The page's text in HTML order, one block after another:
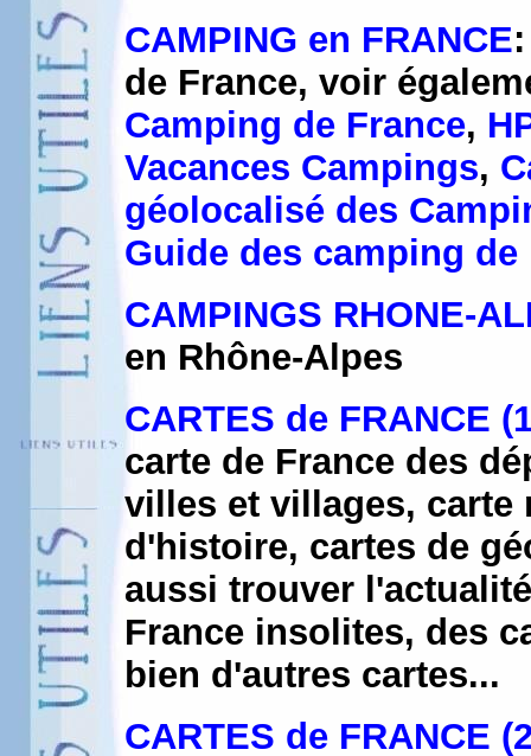
CAMPING en FRANCE
de France, voir
Camping de France,
Vacances Campings,
géolocalisé des
Guide des camping de
CAMPINGS RHONE-
en Rhône-Alpes
CARTES de FRANCE
carte de France des
villes et villages, carte
d'histoire, cartes de
aussi trouver
France insolites, des
bien d'autres cartes...
CARTES de FRANCE